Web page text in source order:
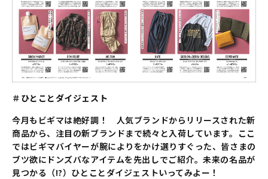
＃ひとことダイジェスト
今月もビギマは絶好調！ 人気ブランドからリリースされた新
商品から、注目の新ブランドまで続々と入荷しています。ここ
ではビギマバイヤーが腕によりをかけ選りすぐった、皆さまの
ブツ欲にドンズバなアイテムを先出しでご紹介。未来の名品が
見つかる（!?）ひとことダイジェストいってみよー！